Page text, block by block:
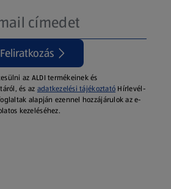
Feliratkozás
az ALDI termékeinek és
és az adatkezelési tájékoztató Hírlevél-
alapján ezennel hozzájárulok az e-
kezeléséhez.